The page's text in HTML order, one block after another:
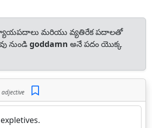
మరియు వ్యతిరేక పదాలతో
నుండిgoddamn అనే పదం యొక్క
adjective